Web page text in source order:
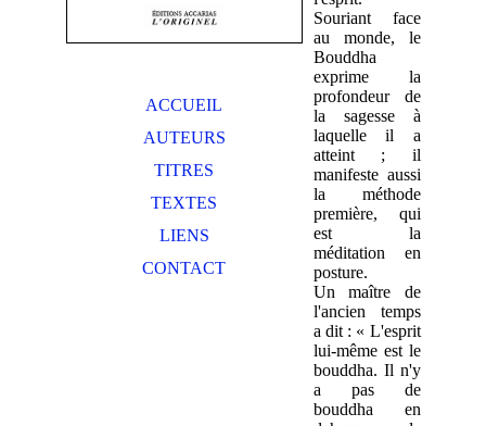
ACCUEIL
AUTEURS
TITRES
TEXTES
LIENS
CONTACT
Souriant face
au monde, le
Bouddha
exprime la
profondeur de
la sagesse à
laquelle il a
atteint ; il
manifeste aussi
la méthode
première, qui
est la
méditation en
posture.
Un maître de
l'ancien temps
a dit : « L'esprit
lui-même est le
bouddha. Il n'y
a pas de
bouddha en